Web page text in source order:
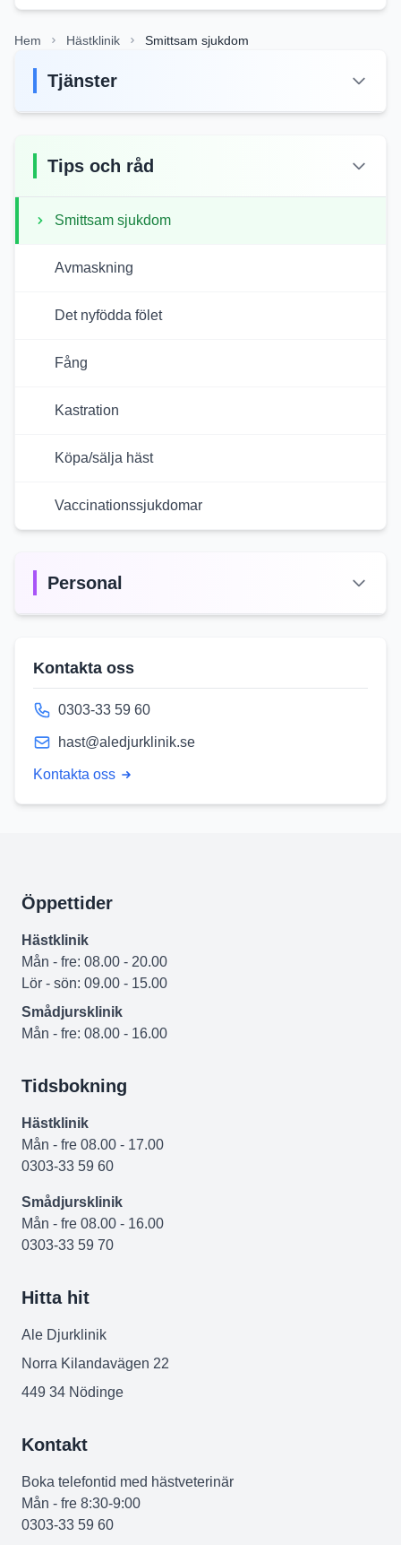
Tjänster
Tips och råd
Smittsam sjukdom
Avmaskning
Det nyfödda fölet
Fång
Kastration
Köpa/sälja häst
Vaccinationssjukdomar
Personal
Kontakta oss
0303-33 59 60
hast@aledjurklinik.se
Kontakta oss
Hem Hästklinik Smittsam sjukdom
Öppettider
Hästklinik
Mån - fre: 08.00 - 20.00
Lör - sön: 09.00 - 15.00
Smådjursklinik
Mån - fre: 08.00 - 16.00
Tidsbokning
Hästklinik
Mån - fre 08.00 - 17.00
0303-33 59 60
Smådjursklinik
Mån - fre 08.00 - 16.00
0303-33 59 70
Hitta hit
Ale Djurklinik
Norra Kilandavägen 22
449 34 Nödinge
Kontakt
Boka telefontid med hästveterinär
Mån - fre 8:30-9:00
0303-33 59 60